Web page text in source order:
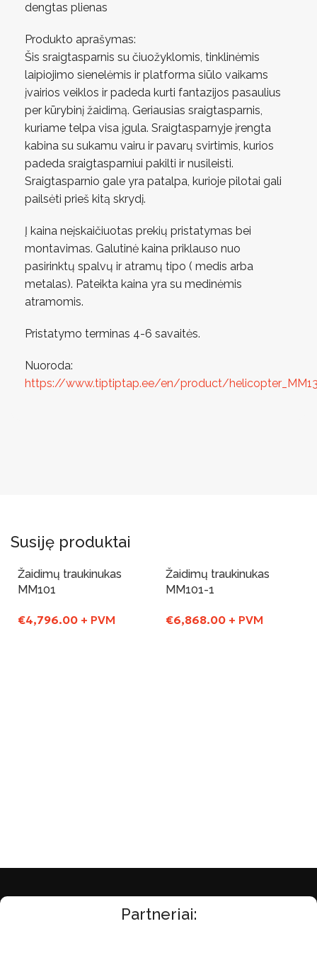
dengtas plienas
Produkto aprašymas:
Šis sraigtasparnis su čiuožyklomis, tinklinėmis
laipiojimo sienelėmis ir platforma siūlo vaikams
įvairios veiklos ir padeda kurti fantazijos pasaulius
per kūrybinį žaidimą. Geriausias sraigtasparnis,
kuriame telpa visa įgula. Sraigtasparnyje įrengta
kabina su sukamu vairu ir pavarų svirtimis, kurios
padeda sraigtasparniui pakilti ir nusileisti.
Sraigtasparnio gale yra patalpa, kurioje pilotai gali
pailsėti prieš kitą skrydį.
Į kaina neįskaičiuotas prekių pristatymas bei
montavimas. Galutinė kaina priklauso nuo
pasirinktų spalvų ir atramų tipo ( medis arba
metalas). Pateikta kaina yra su medinėmis
atramomis.
Pristatymo terminas 4-6 savaitės.
Nuoroda:
https://www.tiptiptap.ee/en/product/
Susiję produktai
Žaidimų traukinukas
MM101
€4,796.00 + PVM
Žaidimų traukinukas
MM101-1
€6,868.00 + PVM
Partneriai: